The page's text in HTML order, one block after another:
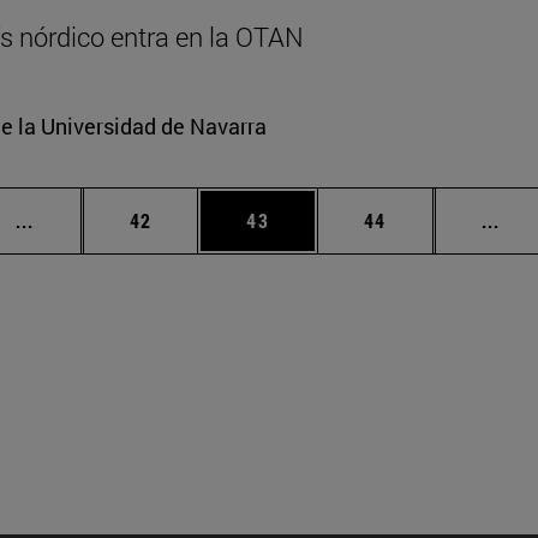
nórdico entra en la OTAN
la Universidad de Navarra
... Páginas intermedias Use TAB para desplazarse.
Página
42 Página
43 Página
44 ...